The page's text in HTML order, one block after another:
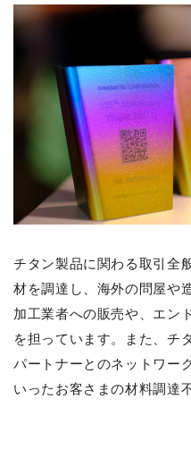
チタン製品に関わる取引全
材を調達し、海外の問屋や
加工業者への販売や、エン
を担っています。また、チ
パートナーとのネットワー
いったお客さまの材料調達